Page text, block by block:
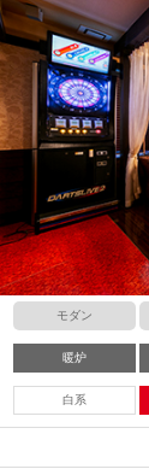
モダン
暖炉
白系